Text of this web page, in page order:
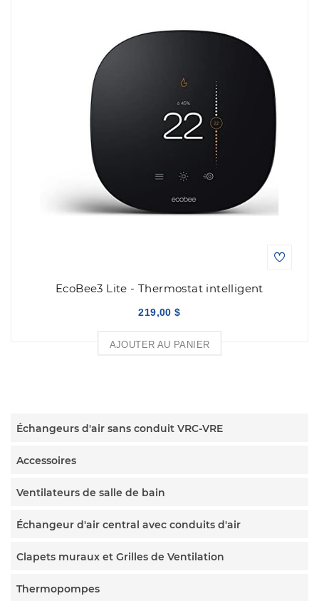
EcoBee3 Lite - Thermostat intelligent
219,00 $
AJOUTER AU PANIER
Échangeurs d'air sans conduit VRC-VRE
Accessoires
Ventilateurs de salle de bain
Échangeur d'air central avec conduits d'air
Clapets muraux et Grilles de Ventilation
Thermopompes